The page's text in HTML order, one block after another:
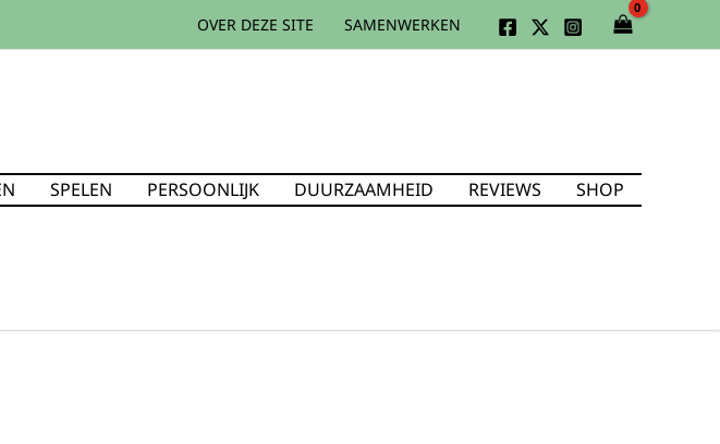
OVER DEZE SITE SAMENWERKEN
SPELEN PERSOONLIJK DUURZAAMHEID REVIEWS SHOP